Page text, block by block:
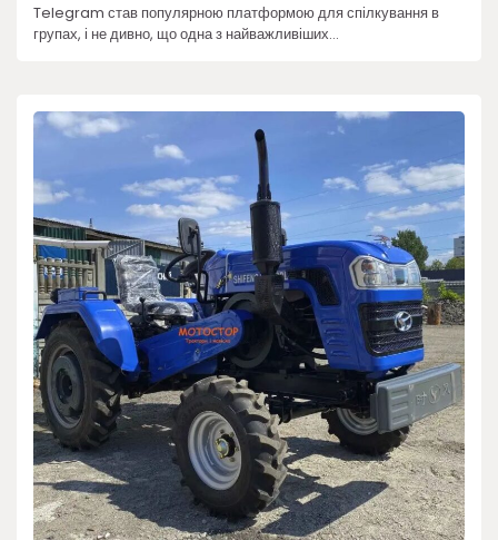
Telegram став популярною платформою для спілкування в
групах, і не дивно, що одна з найважливіших…